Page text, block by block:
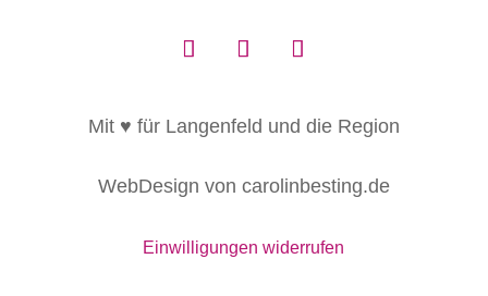
Mit ♥ für Langenfeld und die Region
WebDesign von carolinbesting.de
Einwilligungen widerrufen